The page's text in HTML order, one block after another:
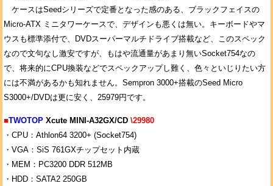
ケースはSeedシリーズで定番となった感のある、ブラックフェイスの
Micro-ATX ミニタワーケースで、デザインも悪くは無い。キーボードやマ
ウスも標準添付で、DVDスーパーマルチドライブ搭載など、このスペック
なので文句なし激安ですが、もはや流通量があまり無いSocket754なの
で、将来的にCPU換装などでスペックアップし難く、色々といじりたい方
には不満があるかも知れません。Sempron 3000+搭載のSeed Micro
S3000+/DVDは更に安く、25979円です。
■TWOTOP Xcute MINI-A32GX/CD \29980
・CPU：Athlon64 3200+ (Socket754)
・VGA：SiS 761GXチップセット内蔵
・MEM：PC3200 DDR 512MB
・HDD：SATA2 250GB